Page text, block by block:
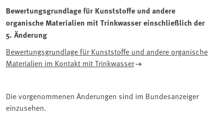
Bewertungsgrundlage für Kunststoffe und andere
organische Materialien mit Trinkwasser einschließlich der
5. Änderung
Bewertungsgrundlage für Kunststoffe und andere organische
Materialien im Kontakt mit Trinkwasser
Die vorgenommenen Änderungen sind im Bundesanzeiger
einzusehen.